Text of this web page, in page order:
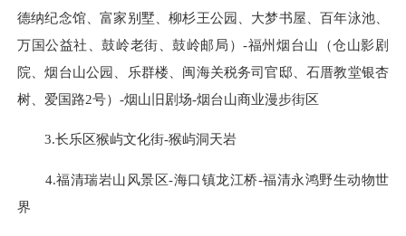
德纳纪念馆、富家别墅、柳杉王公园、大梦书屋、百年泳池、
万国公益社、鼓岭老街、鼓岭邮局）-福州烟台山（仓山影剧
院、烟台山公园、乐群楼、闽海关税务司官邸、石厝教堂银杏
树、爱国路2号）-烟山旧剧场-烟台山商业漫步街区
3.长乐区猴屿文化街-猴屿洞天岩
4.福清瑞岩山风景区-海口镇龙江桥-福清永鸿野生动物世
界